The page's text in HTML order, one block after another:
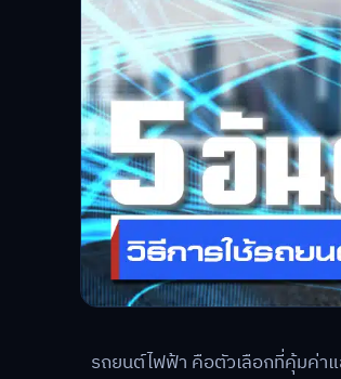
รถยนต์ไฟฟ้า คือตัวเลือกที่คุ้มค่าแ